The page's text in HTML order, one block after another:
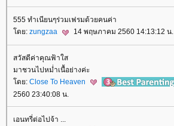
555 ทำเนียนๆร่วมเฟรมด้วยคนค่า
ดย: zungzaa 14 พฤษภาคม 2560 14:13:12 น.
สวัสดีค่าคุณฟ้าใส
มาชวนไปหม่ำเนื้อย่างค่ะ
ดย: Close To Heaven
2560 23:40:08 น.
เอนทรี่ต่อไปจ้า ...